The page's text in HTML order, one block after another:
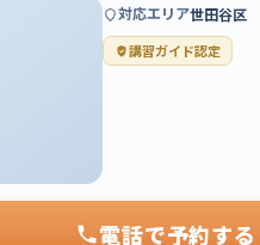
対応エリア世田谷区
講習ガイド認定
電話で予約する